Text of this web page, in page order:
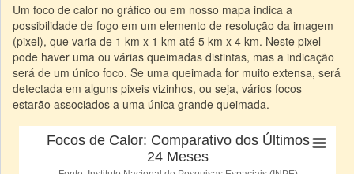
Um foco de calor no gráfico ou em nosso mapa indica a
possibilidade de fogo em um elemento de resolução da imagem
(pixel), que varia de 1 km x 1 km até 5 km x 4 km. Neste pixel
pode haver uma ou várias queimadas distintas, mas a indicação
será de um único foco. Se uma queimada for muito extensa, será
detectada em alguns pixeis vizinhos, ou seja, vários focos
estarão associados a uma única grande queimada.